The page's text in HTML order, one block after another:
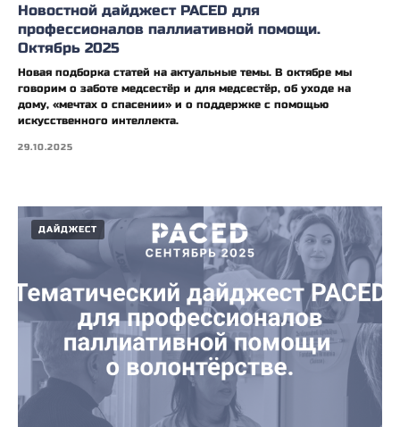
Новостной дайджест PACED для
профессионалов паллиативной помощи.
Октябрь 2025
Новая подборка статей на актуальные темы. В октябре мы
говорим о заботе медсестёр и для медсестёр, об уходе на
дому, «мечтах о спасении» и о поддержке с помощью
искусственного интеллекта.
29.10.2025
ДАЙДЖЕСТ